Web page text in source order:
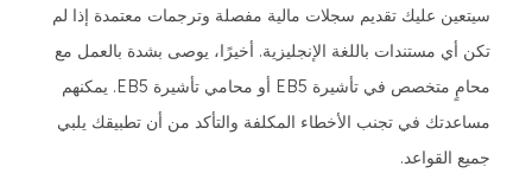
سيتعين عليك تقديم سجلات مالية مفصلة وترجمات معتمدة إذا لم
تكن أي مستندات باللغة الإنجليزية. أخيرًا، يوصى بشدة بالعمل مع
محامٍ متخصص في تأشيرة EB5 أو محامي تأشيرة EB5. يمكنهم
مساعدتك في تجنب الأخطاء المكلفة والتأكد من أن تطبيقك يلبي
جميع القواعد.